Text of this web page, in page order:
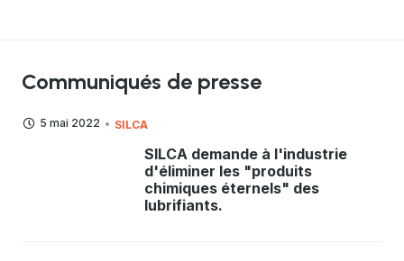
Communiqués de presse
5 mai 2022 SILCA
SILCA demande à l'industrie
d'éliminer les "produits
chimiques éternels" des
lubrifiants.